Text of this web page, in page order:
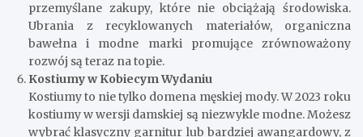
przemyślane zakupy, które nie obciążają środowiska.
Ubrania z recyklowanych materiałów, organiczna
bawełna i modne marki promujące zrównoważony
rozwój są teraz na topie.
Kostiumy w Kobiecym Wydaniu
Kostiumy to nie tylko domena męskiej mody. W 2023 roku
kostiumy w wersji damskiej są niezwykle modne. Możesz
wybrać klasyczny garnitur lub bardziej awangardowy, z